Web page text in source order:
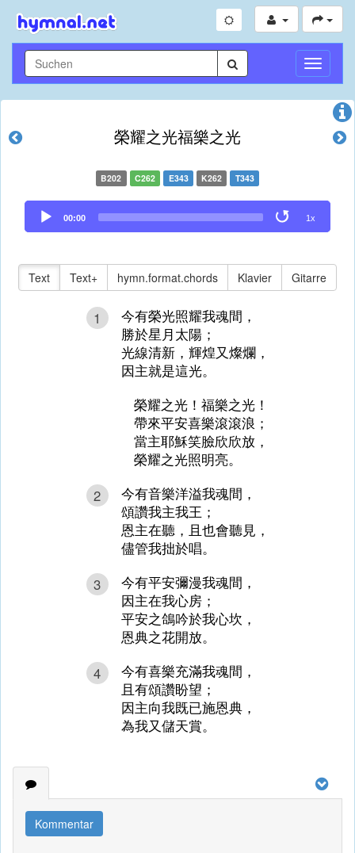
榮耀之光福樂之光
B202 C262 E343 K262 T343
Audio
Player
00:00 1x
Text Text+ hymn.format.chords Klavier Gitarre
1
今有榮光照耀我魂間，
勝於星月太陽；
光線清新，輝煌又燦爛，
因主就是這光。
榮耀之光！福樂之光！
帶來平安喜樂滾滾浪；
當主耶穌笑臉欣欣放，
榮耀之光照明亮。
2
今有音樂洋溢我魂間，
頌讚我主我王；
恩主在聽，且也會聽見，
儘管我拙於唱。
3
今有平安彌漫我魂間，
因主在我心房；
平安之鴿吟於我心坎，
恩典之花開放。
4
今有喜樂充滿我魂間，
且有頌讚盼望；
因主向我既已施恩典，
為我又儲天賞。
Kommentar